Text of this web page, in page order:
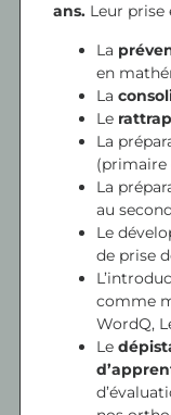
ans. Leur prise
La
en
La
Le
La
(primaire
La
au
Le
de prise
comme
WordQ,
Le